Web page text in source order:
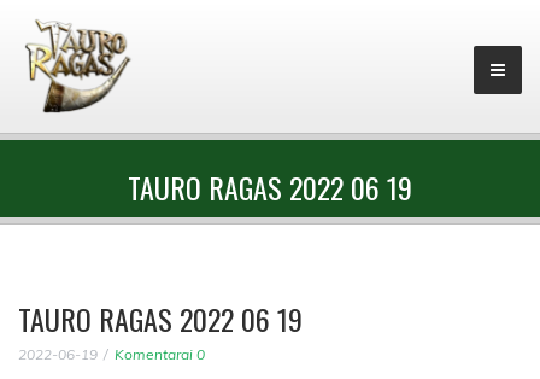
TAURO RAGAS 2022 06 19
TAURO RAGAS 2022 06 19
2022-06-19 Komentarai 0